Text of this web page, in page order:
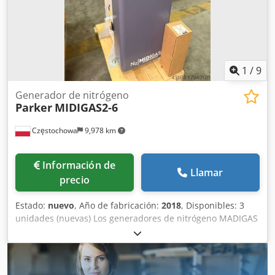
1 /9
Częstochowa 9,978 km
Generador de nitrógeno
Parker MIDIGAS2-6
Información de
precio
Llamar
Estado: nuevo, Año de fabricación: 2018, Disponibles: 3
unidades (nuevas) Los generadores de nitrógeno MADIGAS
de Parker se utilizan para producir gas nitrógeno a partir
de aire comprimido y constituyen una alternativa
económica, fiable y segura al suministro tradicional de
nitrógeno en bombonas o en forma líquida. El nitrógeno se